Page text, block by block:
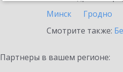
Минск
Гродно
Смотрите также:
Партнеры в вашем регионе: